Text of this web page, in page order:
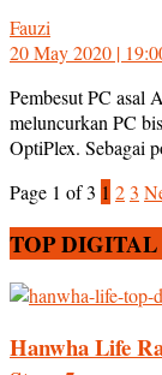
Fauzi
20 May 2020 |
Pembesut PC asal
meluncurkan PC
OptiPlex. Sebagai
Page 1 of 3 1 23
TOP DIGITAL
Hanwha Life